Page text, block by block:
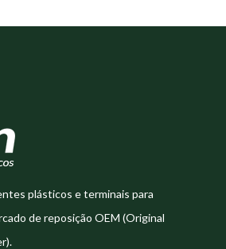
plásticos e terminais para
de reposição OEM (Original